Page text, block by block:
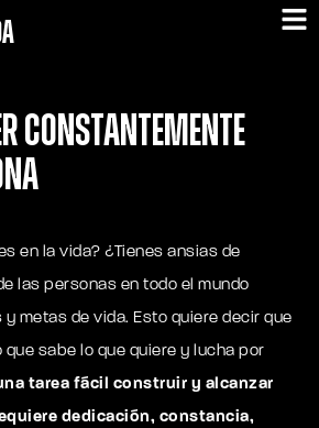
constantemente
en la vida? ¿Tienes ansias de
las personas en todo el mundo
metas de vida. Esto quiere decir que
sabe lo que quiere y lucha por
tarea fácil construir y alcanzar
dedicación, constancia,